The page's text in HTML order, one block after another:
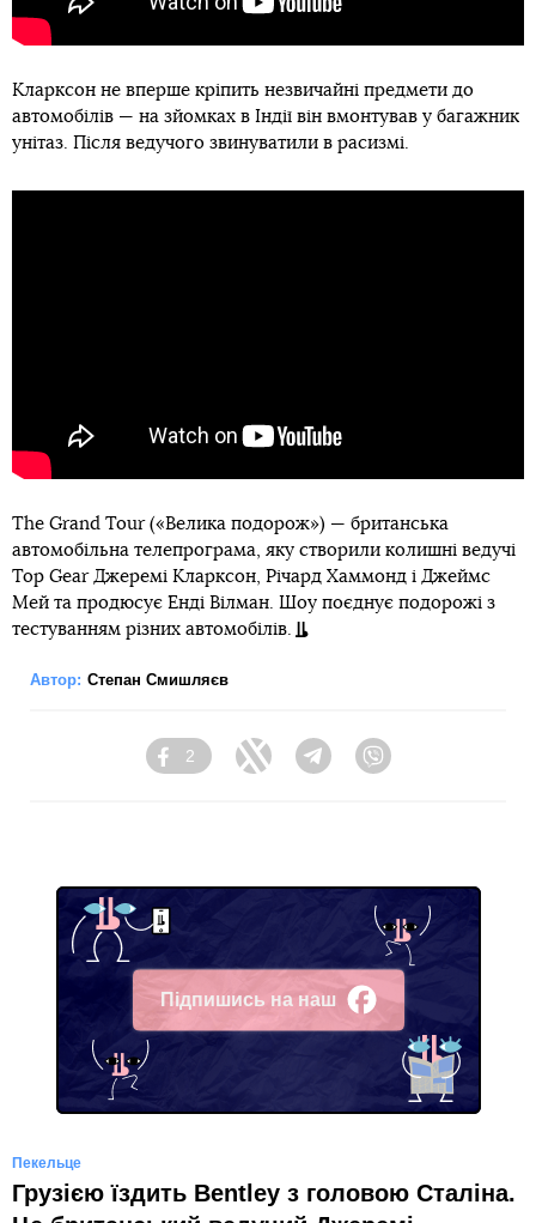
Кларксон не вперше кріпить незвичайні предмети до
автомобілів — на зйомках в Індії він вмонтував у багажник
унітаз. Після ведучого звинуватили в расизмі.
The Grand Tour («Велика подорож») — британська
автомобільна телепрограма, яку створили колишні ведучі
Top Gear Джеремі Кларксон, Річард Хаммонд і Джеймс
Мей та продюсує Енді Вілман. Шоу поєднує подорожі з
тестуванням різних автомобілів.
Автор: Степан Смишляєв
Facebook
2
Twitter Telegram
Підпишись на наш
Facebook
Пекельце
Грузією їздить Bentley з головою Сталіна.